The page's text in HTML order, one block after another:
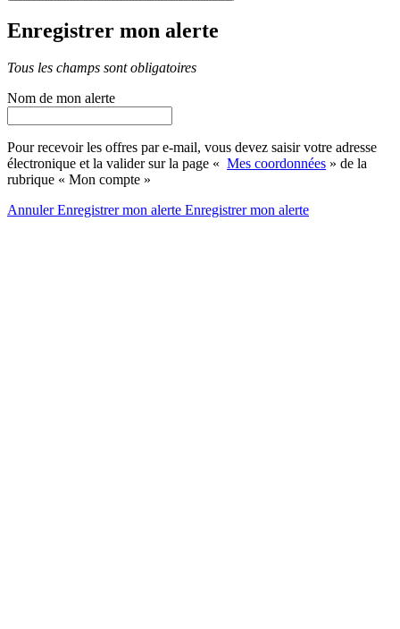
Enregistrer mon alerte
Tous les champs sont obligatoires
Nom de mon alerte
Pour recevoir les offres par e-mail, vous devez saisir votre adresse
électronique et la valider sur la page « Mes coordonnées » de la
rubrique « Mon compte »
AnnulerEnregistrer mon alerte Enregistrermon alerte